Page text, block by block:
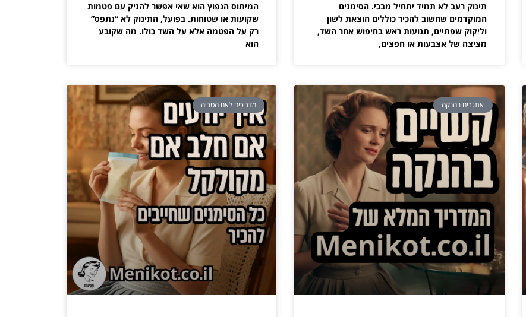
תינוק רעב לא תמיד יתחיל מבכי. הסימנים
המוקדמים שחשוב להכיר כוללים הוצאת לשון
וליקוק שפתיים, תנועות ראש בחיפוש אחר השד,
מציצה של אצבעות או חפצים,
המיתוס הנפוץ הוא שאי אפשר להניק עם פטמות
שקועות או שטוחות. בפועל, התינוק לא “נתפס”
רק על הפטמה אלא על השד כולו. מה שקובע
הוא
אתגרים בהנקה מדריכים לאם הטריה